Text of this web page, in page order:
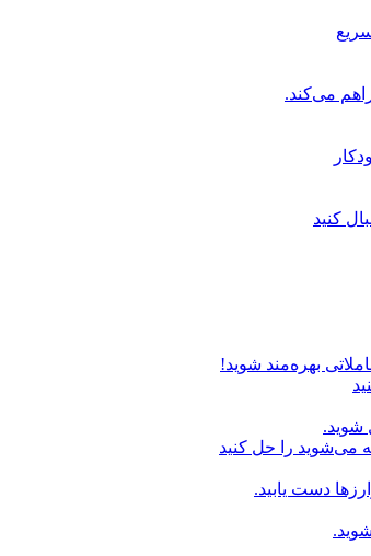
کنید
بهره‌مند شوید!
شوید.
می‌شوید را حل کنید
دست یابید.